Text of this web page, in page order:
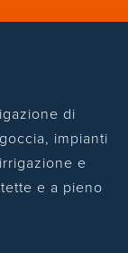
di
impianti
e
e a pieno